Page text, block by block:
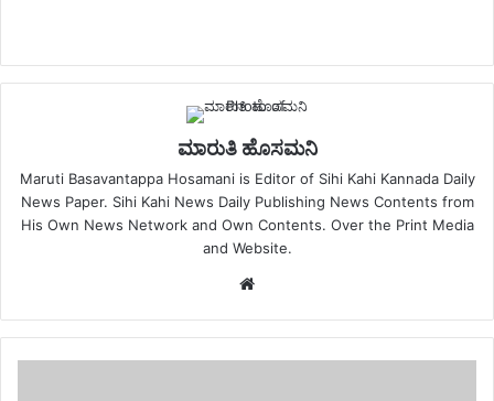
ಮಾರುತಿ ಹೊಸಮನಿ
Maruti Basavantappa Hosamani is Editor of Sihi Kahi Kannada Daily
News Paper. Sihi Kahi News Daily Publishing News Contents from
His Own News Network and Own Contents. Over the Print Media
and Website.
Website